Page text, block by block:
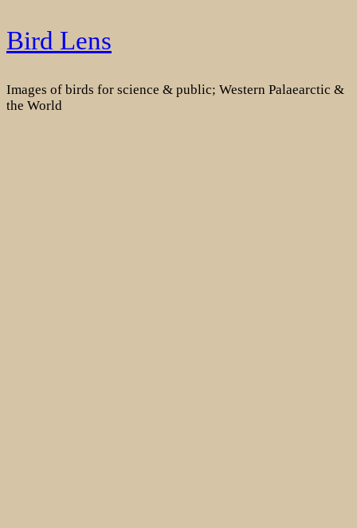
Skip
to
Bird Lens
Images of birds for science & public; Western Palaearctic &
the World